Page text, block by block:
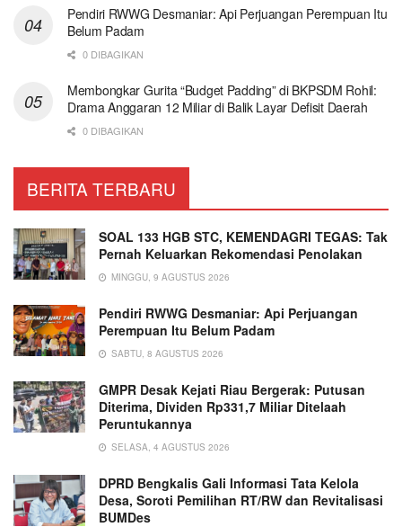
Pendiri RWWG Desmaniar: Api Perjuangan Perempuan Itu
Belum Padam
0 DIBAGIKAN
Membongkar Gurita “Budget Padding” di BKPSDM Rohil:
Drama Anggaran 12 Miliar di Balik Layar Defisit Daerah
0 DIBAGIKAN
BERITA TERBARU
SOAL 133 HGB STC, KEMENDAGRI TEGAS: Tak
Pernah Keluarkan Rekomendasi Penolakan
MINGGU, 9 AGUSTUS 2026
Pendiri RWWG Desmaniar: Api Perjuangan
Perempuan Itu Belum Padam
SABTU, 8 AGUSTUS 2026
GMPR Desak Kejati Riau Bergerak: Putusan
Diterima, Dividen Rp331,7 Miliar Ditelaah
Peruntukannya
SELASA, 4 AGUSTUS 2026
DPRD Bengkalis Gali Informasi Tata Kelola
Desa, Soroti Pemilihan RT/RW dan Revitalisasi
BUMDes